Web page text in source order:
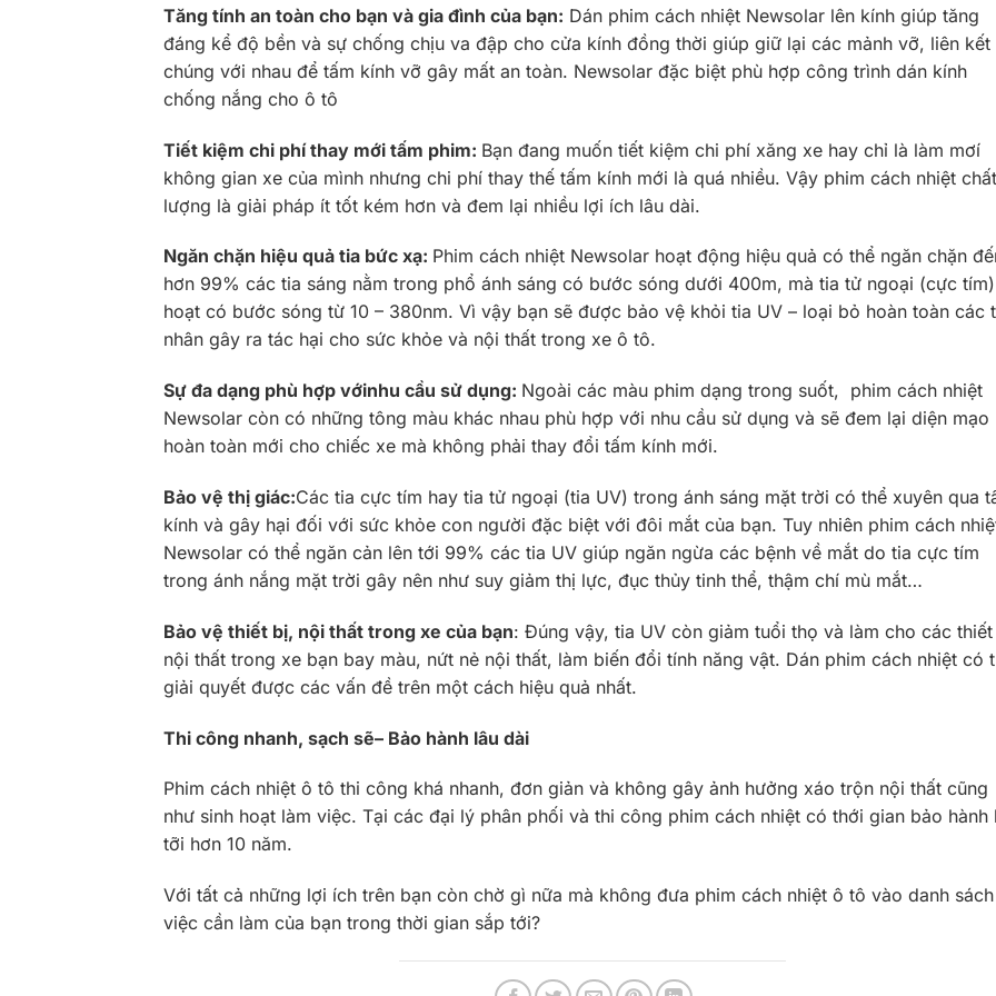
Tăng tính an toàn cho bạn và gia đình của bạn: Dán phim cách nhiệt Newsolar lên kính giúp tăng
đáng kể độ bền và sự chống chịu va đập cho cửa kính đồng thời giúp giữ lại các mảnh vỡ, liên kết
chúng với nhau để tấm kính vỡ gây mất an toàn. Newsolar đặc biệt phù hợp công trình dán kính
chống nắng cho ô tô
Tiết kiệm chi phí thay mới tấm phim: Bạn đang muốn tiết kiệm chi phí xăng xe hay chỉ là làm mơí
không gian xe của mình nhưng chi phí thay thế tấm kính mới là quá nhiều. Vậy phim cách nhiệt chất
lượng là giải pháp ít tốt kém hơn và đem lại nhiều lợi ích lâu dài.
Ngăn chặn hiệu quả tia bức xạ: Phim cách nhiệt Newsolar hoạt động hiệu quả có thể ngăn chặn
hơn 99% các tia sáng nằm trong phổ ánh sáng có bước sóng dưới 400m, mà tia tử ngoại (cực tím)
hoạt có bước sóng từ 10 – 380nm. Vì vậy bạn sẽ được bảo vệ khỏi tia UV – loại bỏ hoàn toàn các
nhân gây ra tác hại cho sức khỏe và nội thất trong xe ô tô.
Sự đa dạng phù hợp vớinhu cầu sử dụng: Ngoài các màu phim dạng trong suốt, phim cách nhiệt
Newsolar còn có những tông màu khác nhau phù hợp với nhu cầu sử dụng và sẽ đem lại diện mạo
hoàn toàn mới cho chiếc xe mà không phải thay đổi tấm kính mới.
Bảo vệ thị giác:Các tia cực tím hay tia tử ngoại (tia UV) trong ánh sáng mặt trời có thể xuyên qua
kính và gây hại đối với sức khỏe con người đặc biệt với đôi mắt của bạn. Tuy nhiên phim cách
Newsolar có thể ngăn cản lên tới 99% các tia UV giúp ngăn ngừa các bệnh về mắt do tia cực tím
trong ánh nắng mặt trời gây nên như suy giảm thị lực, đục thủy tinh thể, thậm chí mù mắt…
Bảo vệ thiết bị, nội thất trong xe của bạn: Đúng vậy, tia UV còn giảm tuổi thọ và làm cho các
nội thất trong xe bạn bay màu, nứt nẻ nội thất, làm biến đổi tính năng vật. Dán phim cách nhiệt có
giải quyết được các vấn đề trên một cách hiệu quả nhất.
Thi công nhanh, sạch sẽ– Bảo hành lâu dài
Phim cách nhiệt ô tô thi công khá nhanh, đơn giản và không gây ảnh hưởng xáo trộn nội thất cũng
như sinh hoạt làm việc. Tại các đại lý phân phối và thi công phim cách nhiệt có thới gian bảo hành
tỡi hơn 10 năm.
Với tất cả những lợi ích trên bạn còn chờ gì nữa mà không đưa phim cách nhiệt ô tô vào danh sách
việc cần làm của bạn trong thời gian sắp tới?